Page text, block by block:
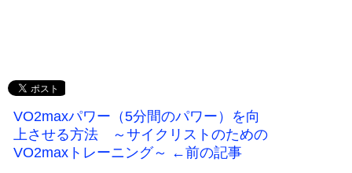
VO2maxパワー（5分間のパワー）を向
上させる方法 ～サイクリストのための
VO2maxトレーニング～ ←前の記事